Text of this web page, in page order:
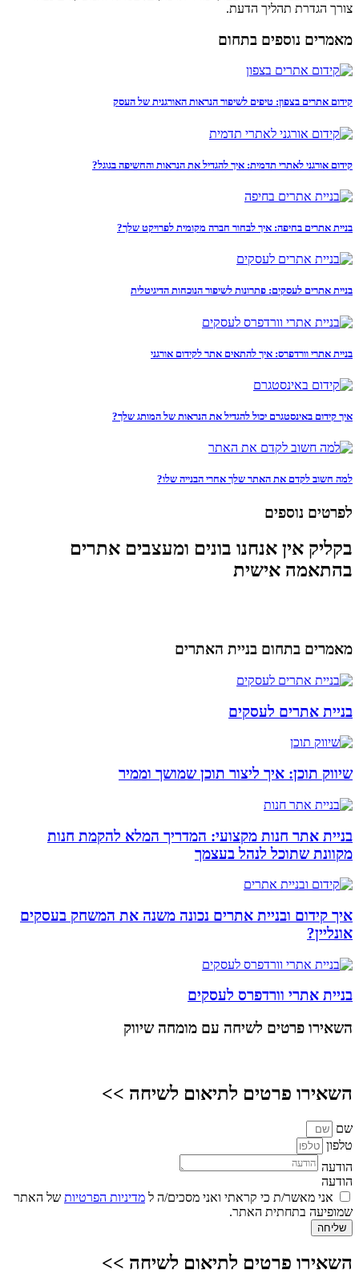
צורך הגדרת תהליך הדעת.
מאמרים נוספים בתחום
קידום אתרים בצפון: טיפים לשיפור הנראות האורגנית של העסק
קידום אורגני לאתרי תדמית: איך להגדיל את הנראות והחשיפה בגוגל?
בניית אתרים בחיפה: איך לבחור חברה מקומית לפרויקט שלך?
בניית אתרים לעסקים: פתרונות לשיפור הנוכחות הדיגיטלית
בניית אתרי וורדפרס: איך להתאים אתר לקידום אורגני
איך קידום באינסטגרם יכול להגדיל את הנראות של המותג שלך?
למה חשוב לקדם את האתר שלך אחרי הבנייה שלו?
לפרטים נוספים
בקליק אין אנחנו בונים ומעצבים אתרים
בהתאמה אישית
מאמרים בתחום בניית האתרים
בניית אתרים לעסקים
שיווק תוכן: איך ליצור תוכן שמושך וממיר
בניית אתר חנות מקצועי: המדריך המלא להקמת חנות
מקוונת שתוכל לנהל בעצמך
איך קידום ובניית אתרים נכונה משנה את המשחק בעסקים
אונליין?
בניית אתרי וורדפרס לעסקים
השאירו פרטים לשיחה עם מומחה שיווק
השאירו פרטים לתיאום לשיחה >>
שם
טלפון
הודעה
הודעה
אני מאשר/ת כי קראתי ואני מסכים/ה ל מדיניות הפרטיות של האתר
שמופיעה בתחתית האתר.
שליחה
השאירו פרטים לתיאום לשיחה >>